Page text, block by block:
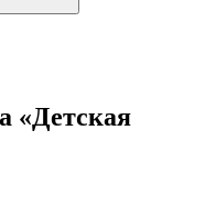
«Детская